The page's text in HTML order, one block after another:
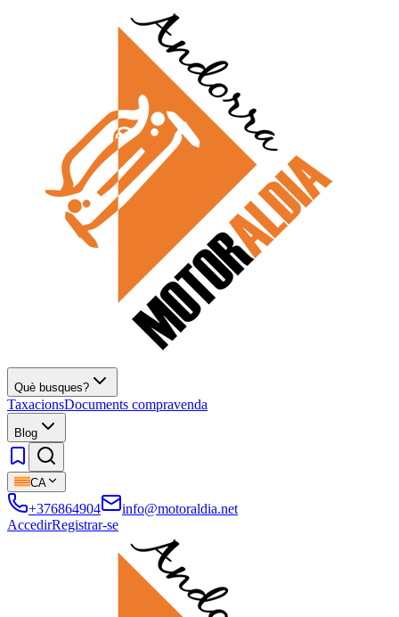
Què busques?
TaxacionsDocuments compravenda
Blog
CA
+376864904
info@motoraldia.net
AccedirRegistrar-se